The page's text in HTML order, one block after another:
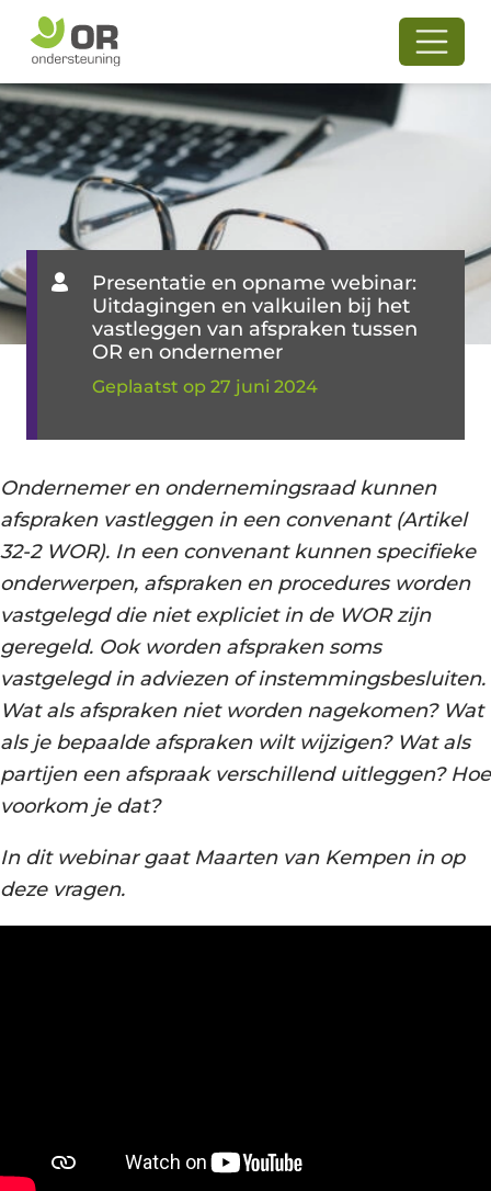
Presentatie en opname webinar:
Uitdagingen en valkuilen bij het
vastleggen van afspraken tussen
OR en ondernemer
Geplaatst op 27 juni 2024
Ondernemer en ondernemingsraad kunnen
afspraken vastleggen in een convenant (Artikel
32-2 WOR). In een convenant kunnen specifieke
onderwerpen, afspraken en procedures worden
vastgelegd die niet expliciet in de WOR zijn
geregeld. Ook worden afspraken soms
vastgelegd in adviezen of instemmingsbesluiten.
Wat als afspraken niet worden nagekomen? Wat
als je bepaalde afspraken wilt wijzigen? Wat als
partijen een afspraak verschillend uitleggen? Hoe
voorkom je dat?
In dit webinar gaat Maarten van Kempen in op
deze vragen.